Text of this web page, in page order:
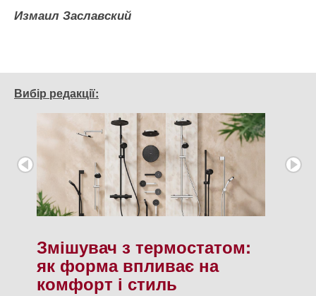
Измаил Заславский
Вибір редакції:
Змішувач з термостатом:
як форма впливає на
комфорт і стиль